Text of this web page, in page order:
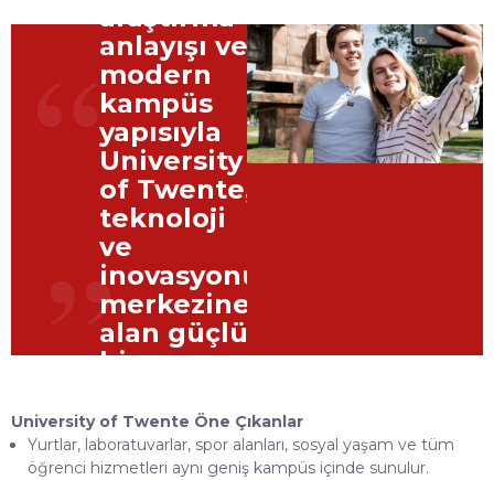
araştırma
anlayışı ve
modern
kampüs
yapısıyla
University
of Twente,
teknoloji
ve
inovasyonu
merkezine
alan güçlü
bir
ortam
sunar.
”
University of Twente Öne Çıkanlar
Yurtlar, laboratuvarlar, spor alanları, sosyal yaşam ve tüm
öğrenci hizmetleri aynı geniş kampüs içinde sunulur.